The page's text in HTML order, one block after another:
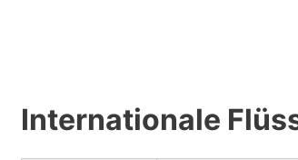
Internationale